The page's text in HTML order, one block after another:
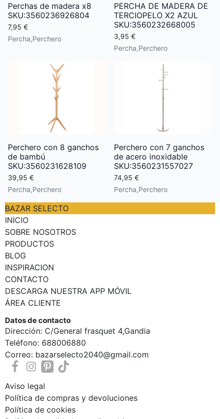
Perchas de madera x8
SKU:3560236926804
7,95 €
Percha,Perchero
PERCHA DE MADERA DE
TERCIOPELO X2 AZUL
SKU:3560232668005
3,95 €
Percha,Perchero
Perchero con 8 ganchos
de bambú
SKU:3560231628109
39,95 €
Percha,Perchero
Perchero con 7 ganchos
de acero inoxidable
SKU:3560231557027
74,95 €
Percha,Perchero
BAZAR SELECTO
INICIO
SOBRE NOSOTROS
PRODUCTOS
BLOG
INSPIRACION
CONTACTO
DESCARGA NUESTRA APP MÓVIL
ÁREA CLIENTE
Datos de contacto
Dirección: C/General frasquet 4,Gandia
Teléfono: 688006880
Correo: bazarselecto2040@gmail.com
Aviso legal
Política de compras y devoluciones
Política de cookies